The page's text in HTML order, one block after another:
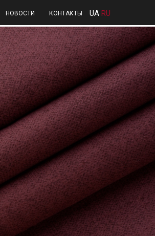
НОВОСТИ КОНТАКТЫ UA RU